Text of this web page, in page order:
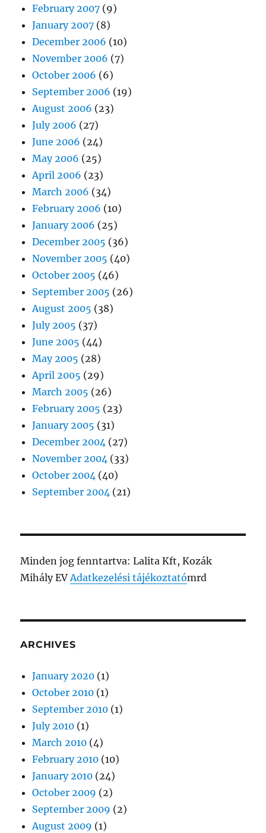
February 2007 (9)
January 2007 (8)
December 2006 (10)
November 2006 (7)
October 2006 (6)
September 2006 (19)
August 2006 (23)
July 2006 (27)
June 2006 (24)
May 2006 (25)
April 2006 (23)
March 2006 (34)
February 2006 (10)
January 2006 (25)
December 2005 (36)
November 2005 (40)
October 2005 (46)
September 2005 (26)
August 2005 (38)
July 2005 (37)
June 2005 (44)
May 2005 (28)
April 2005 (29)
March 2005 (26)
February 2005 (23)
January 2005 (31)
December 2004 (27)
November 2004 (33)
October 2004 (40)
September 2004 (21)
Minden jog fenntartva: Lalita Kft, Kozák
Mihály EVAdatkezelési tájékoztatómrd
ARCHIVES
January 2020 (1)
October 2010 (1)
September 2010 (1)
July 2010 (1)
March 2010 (4)
February 2010 (10)
January 2010 (24)
October 2009 (2)
September 2009 (2)
August 2009 (1)